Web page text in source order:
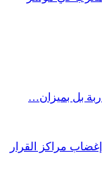
بل بميزان…
مراكز القرار